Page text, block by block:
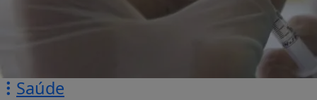
Saúde